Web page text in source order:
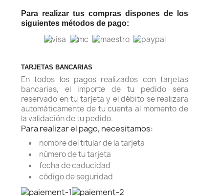
Para realizar tus compras dispones de los
siguientes métodos de pago:
TARJETAS BANCARIAS
En todos los pagos realizados con tarjetas
bancarias, el importe de tu pedido sera
reservado en tu tarjeta y el débito se realizara
automáticamente de tu cuenta al momento de
la validación de tu pedido.
Para realizar el pago, necesitamos:
nombre del titular de la tarjeta
número de tu tarjeta
fecha de caducidad
código de seguridad